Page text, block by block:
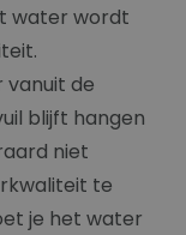
water wordt
de
blijft hangen
niet
te
je het water